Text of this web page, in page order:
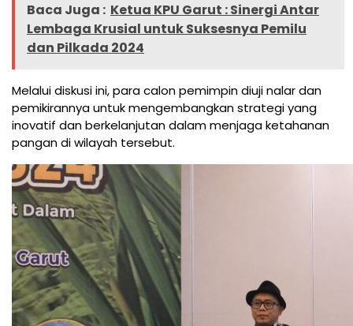
Baca Juga : Ketua KPU Garut : Sinergi Antar
Lembaga Krusial untuk Suksesnya Pemilu
dan Pilkada 2024
Melalui diskusi ini, para calon pemimpin diuji nalar dan
pemikirannya untuk mengembangkan strategi yang
inovatif dan berkelanjutan dalam menjaga ketahanan
pangan di wilayah tersebut.